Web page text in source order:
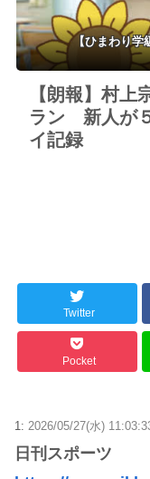
【ひまわり学
【朗報】村上
ラン 新人が
イ記録
Twitter
Pocket
1: 2026/05/27(水)
日刊スポーツ